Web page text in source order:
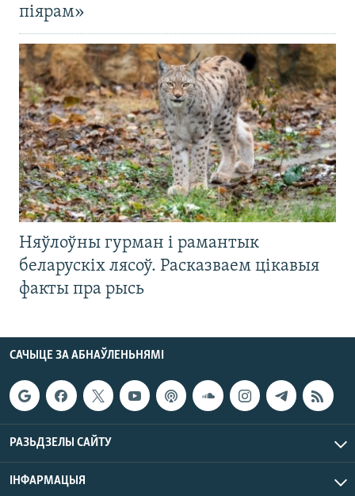
піярам»
Няўлоўны гурман і рамантык
беларускіх лясоў. Расказваем цікавыя
факты пра рысь
САЧЫЦЕ ЗА АБНАЎЛЕНЬНЯМІ
РАЗЬДЗЕЛЫ САЙТУ
ІНФАРМАЦЫЯ